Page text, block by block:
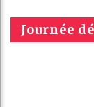
Journée